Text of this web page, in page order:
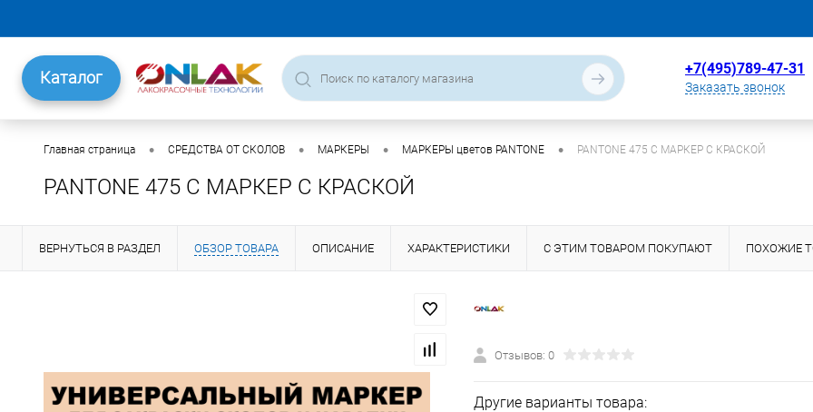
Каталог +7(495)789-47-31
Заказать звонок
Главная страница • СРЕДСТВА ОТ СКОЛОВ • МАРКЕРЫ • МАРКЕРЫ цветов PANTONE • PANTONE 475 C МАРКЕР С КРАСКОЙ
PANTONE 475 C МАРКЕР С КРАСКОЙ
ВЕРНУТЬСЯ В РАЗДЕЛ ОБЗОР ТОВАРА ОПИСАНИЕ ХАРАКТЕРИСТИКИ С ЭТИМ ТОВАРОМ ПОКУПАЮТ ПОХОЖИЕ
Отзывов: 0
Другие варианты товара: